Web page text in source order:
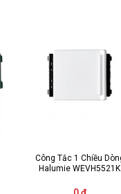
Công Tắc 1 Chiều
Halumie WEVH5521K